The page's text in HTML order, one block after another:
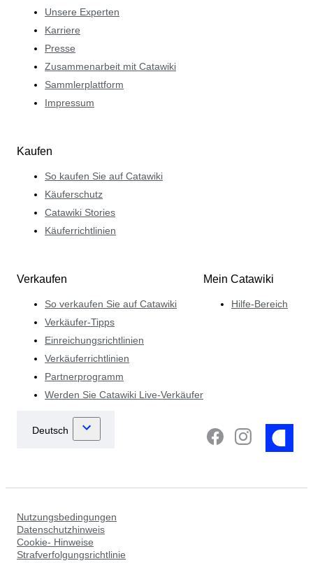
Unsere Experten
Karriere
Presse
Zusammenarbeit mit Catawiki
Sammlerplattform
Impressum
Kaufen
So kaufen Sie auf Catawiki
Käuferschutz
Catawiki Stories
Käuferrichtlinien
Verkaufen
So verkaufen Sie auf Catawiki
Verkäufer-Tipps
Einreichungsrichtlinien
Verkäuferrichtlinien
Partnerprogramm
Werden Sie Catawiki Live-Verkäufer
Mein Catawiki
Hilfe-Bereich
Nutzungsbedingungen
Datenschutzhinweis
Cookie- Hinweise
Strafverfolgungsrichtlinie